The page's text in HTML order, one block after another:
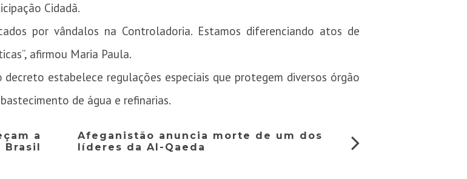
Cidadã.
por vândalos na Controladoria. Estamos diferenciando atos de
afirmou Maria Paula.
estabelece regulações especiais que protegem diversos órgão
de água e refinarias.
a
Afeganistão anuncia morte de um dos
líderes da Al-Qaeda